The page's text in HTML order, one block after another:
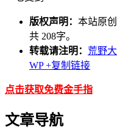
版权声明： 本站原
共 208字。
转载请注明： 荒野
WP+复制链接
点击获取免费金手指
文章导航